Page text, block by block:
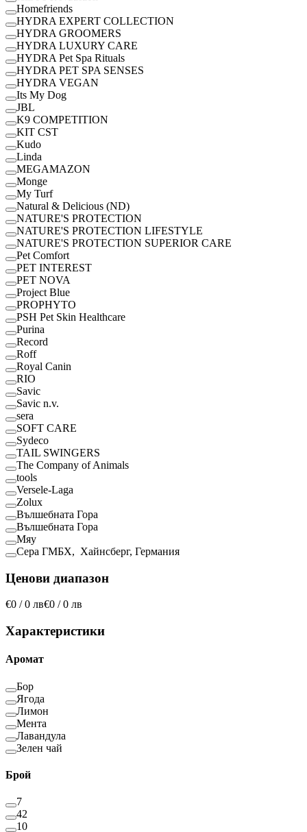
Homefriends
HYDRA EXPERT COLLECTION
HYDRA GROOMERS
HYDRA LUXURY CARE
HYDRA Pet Spa Rituals
HYDRA PET SPA SENSES
HYDRA VEGAN
Its My Dog
JBL
K9 COMPETITION
KIT CST
Kudo
Linda
MEGAMAZON
Monge
My Turf
Natural & Delicious (ND)
NATURE'S PROTECTION
NATURE'S PROTECTION LIFESTYLE
NATURE'S PROTECTION SUPERIOR CARE
Pet Comfort
PET INTEREST
PET NOVA
Project Blue
PROPHYTO
PSH Pet Skin Healthcare
Purina
Record
Roff
Royal Canin
RІО
Savic
Savic n.v.
sera
SOFT CARE
Sydeco
TAIL SWINGERS
The Company of Animals
tools
Versele-Laga
Zolux
Вълшебната Гора
Вълшебната Гора
Мяу
Сера ГМБХ, Хайнсберг, Германия
Ценови диапазон
€0 / 0 лв€0 / 0 лв
Характеристики
Аромат
Бор
Ягода
Лимон
Мента
Лавандула
Зелен чай
Брой
7
42
10